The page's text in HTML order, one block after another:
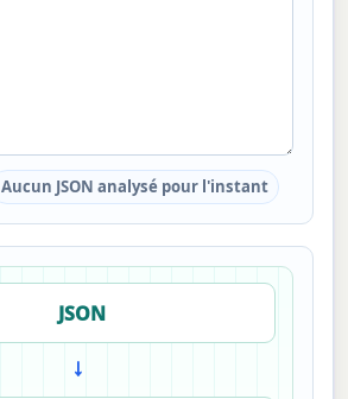
Aucun JSON analysé pour l'instant
JSON
→